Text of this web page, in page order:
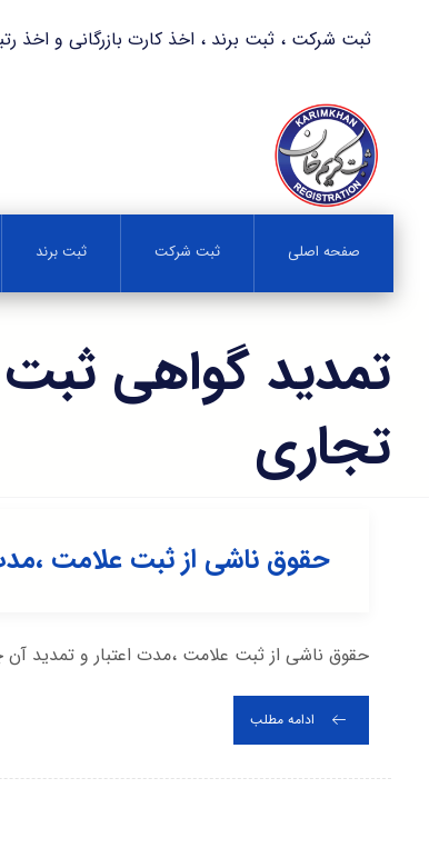
ثبت شرکت ، ثبت برند ، اخذ کارت بازرگانی و اخذ رتبه بندی در
صفحه اصلی ثبت شرکت ثبت برند
تمدید گواهی
تجاری
حقوق ناشی از ثبت علامت
حقوق ناشی از ثبت علامت ،مدت اعتبار و تمدید
ادامه مطلب